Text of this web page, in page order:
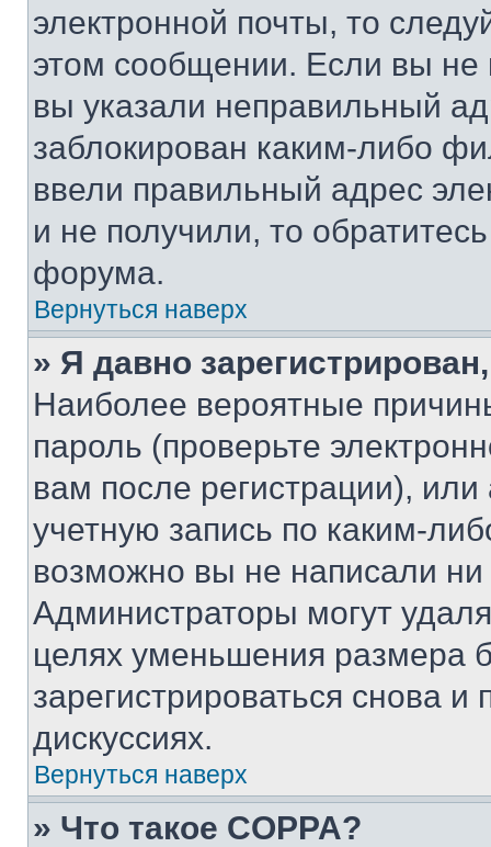
электронной почты, то
этом сообщении. Если вы
вы указали неправильный
заблокирован каким-либо
ввели правильный адрес
и не получили, то
форума.
Вернуться наверх
» Я давно
Наиболее вероятные
пароль (проверьте
вам после регистрации),
учетную запись по каким-
возможно вы не написали
Администраторы могут
целях уменьшения размера
зарегистрироваться снова и
дискуссиях.
Вернуться наверх
» Что такое COPPA?